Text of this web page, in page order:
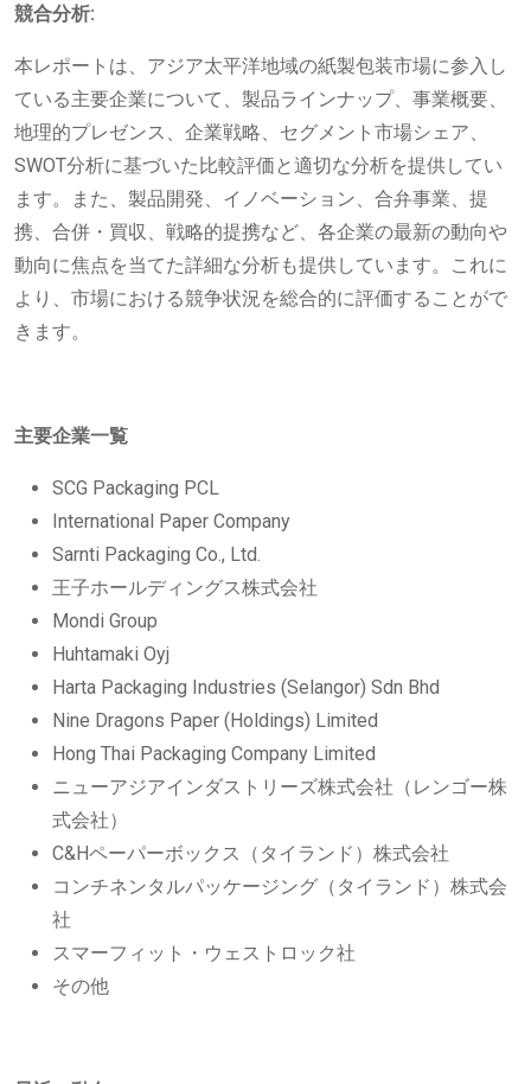
競合分析:
本レポートは、アジア太平洋地域の紙製包装市場に参入し
ている主要企業について、製品ラインナップ、事業概要、
地理的プレゼンス、企業戦略、セグメント市場シェア、
SWOT分析に基づいた比較評価と適切な分析を提供してい
ます。また、製品開発、イノベーション、合弁事業、提
携、合併・買収、戦略的提携など、各企業の最新の動向や
動向に焦点を当てた詳細な分析も提供しています。これに
より、市場における競争状況を総合的に評価することがで
きます。
主要企業一覧
SCG Packaging PCL
International Paper Company
Sarnti Packaging Co., Ltd.
王子ホールディングス株式会社
Mondi Group
Huhtamaki Oyj
Harta Packaging Industries (Selangor) Sdn Bhd
Nine Dragons Paper (Holdings) Limited
Hong Thai Packaging Company Limited
ニューアジアインダストリーズ株式会社（レンゴー株
式会社）
C&Hペーパーボックス（タイランド）株式会社
コンチネンタルパッケージング（タイランド）株式会
社
スマーフィット・ウェストロック社
その他